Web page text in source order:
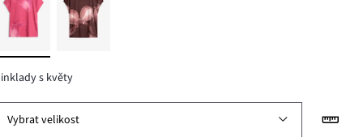
s květy
Vybrat velikost